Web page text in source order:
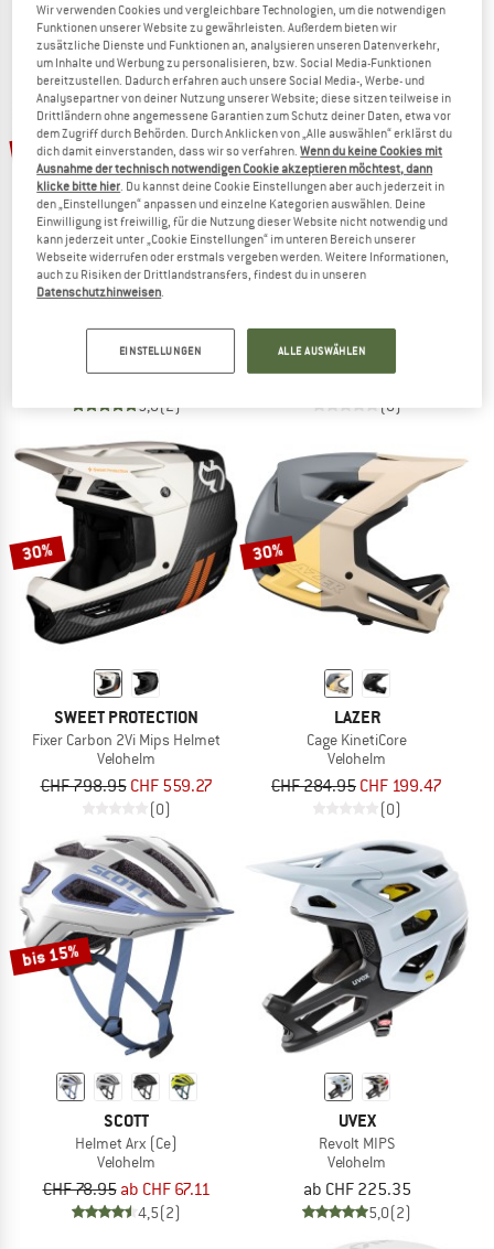
Die Preise schmelzen
JETZT BIS ZU 50% RABATT
ZUM SOMMER SALE
20%
Backflip Helmet Solid
Fullfacehelm
5,0(2)
20%
Velohelm
(0)
30%
SWEET PROTECTION
Fixer Carbon 2Vi Mips Helmet
Velohelm
CHF 798.95 CHF 559.27
(0)
30%
LAZER
Cage KinetiCore
Velohelm
CHF 284.95 CHF 199.47
(0)
bis 15%
SCOTT
Helmet Arx (Ce)
Velohelm
CHF 78.95 ab CHF 67.11
4,5(2)
UVEX
Revolt MIPS
Velohelm
ab CHF 225.35
5,0(2)
Wir verwenden Cookies und vergleichbare Technologien, um die notwendigen
Funktionen unserer Website zu gewährleisten. Außerdem bieten wir
zusätzliche Dienste und Funktionen an, analysieren unseren Datenverkehr,
um Inhalte und Werbung zu personalisieren, bzw. Social Media-Funktionen
bereitzustellen. Dadurch erfahren auch unsere Social Media-, Werbe- und
Analysepartner von deiner Nutzung unserer Website; diese sitzen teilweise in
Drittländern ohne angemessene Garantien zum Schutz deiner Daten, etwa vor
dem Zugriff durch Behörden. Durch Anklicken von „Alle auswählen“ erklärst du
dich damit einverstanden, dass wir so verfahren.Wenn du keine Cookies mit
Ausnahme der technisch notwendigen Cookie akzeptieren möchtest, dann
klicke bitte hier . Du kannst deine Cookie Einstellungen aber auch jederzeit in
den „Einstellungen“ anpassen und einzelne Kategorien auswählen. Deine
Einwilligung ist freiwillig, für die Nutzung dieser Website nicht notwendig und
kann jederzeit unter „Cookie Einstellungen“ im unteren Bereich unserer
Webseite widerrufen oder erstmals vergeben werden. Weitere Informationen,
auch zu Risiken der Drittlandstransfers, findest du in unseren
Datenschutzhinweisen
EINSTELLUNGEN ALLE AUSWÄHLEN